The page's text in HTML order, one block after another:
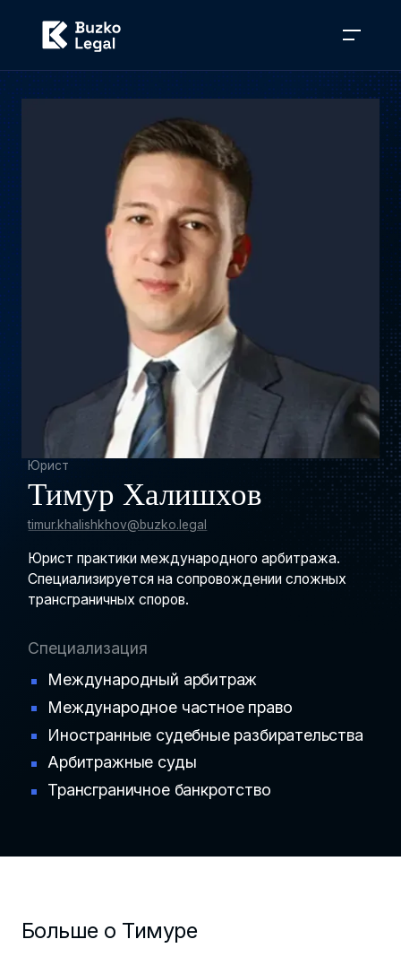
Юрист
Тимур Халишхов
timur.khalishkhov@buzko.legal
Юрист практики международного арбитража.
Специализируется на сопровождении сложных
трансграничных споров.
Специализация
Международный арбитраж
Международное частное право
Иностранные судебные разбирательства
Арбитражные суды
Трансграничное банкротство
Больше о Тимуре